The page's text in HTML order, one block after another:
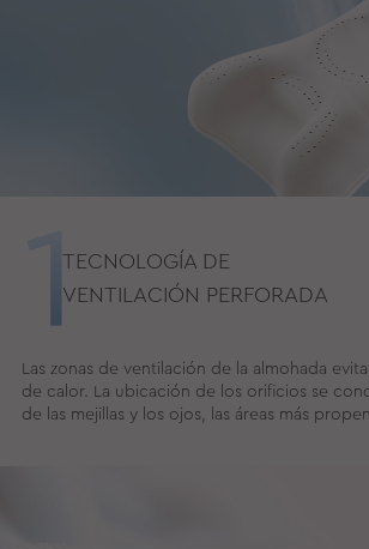
TECNOLOGÍA DE
VENTILACIÓN PERFORADA
Las zonas de ventilación de la almohada
de calor. La ubicación de los orificios se
de las mejillas y los ojos, las áreas más